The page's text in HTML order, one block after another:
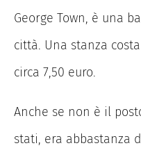
George Town, è una
città. Una stanza
circa 7,50 euro.
Anche se non è il
stati, era abbastanza